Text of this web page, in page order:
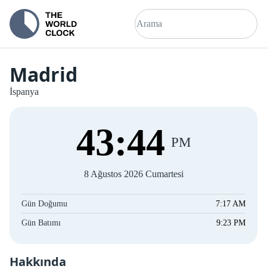
Madrid
İspanya
43:45 PM
8 Ağustos 2026 Cumartesi
Gün Doğumu 7:17 AM
Gün Batımı 9:23 PM
Hakkında